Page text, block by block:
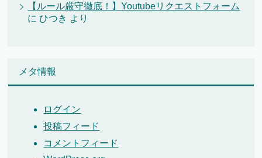
【ルール厳守徹底！】Youtubeリクエストフォーム
にひつき より
メタ情報
ログイン
投稿フィード
コメントフィード